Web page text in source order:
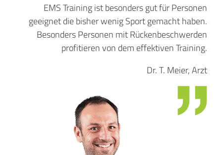
EMS Training ist besonders gut für Personen
geeignet die bisher wenig Sport gemacht haben.
Besonders Personen mit Rückenbeschwerden
profitieren von dem effektiven Training.
Dr. T. Meier, Arzt